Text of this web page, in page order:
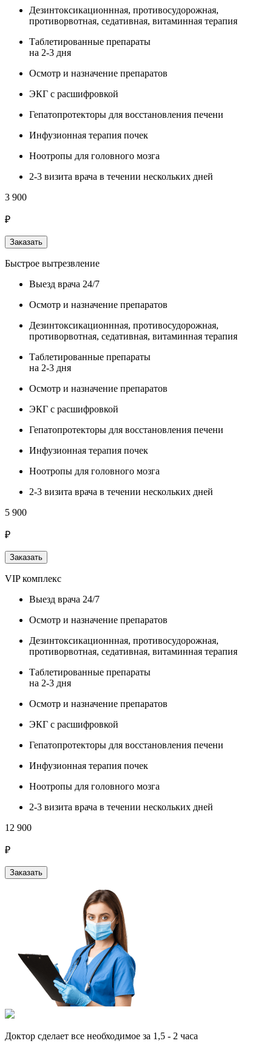
Дезинтоксикационнная, противосудорожная,
противорвотная, седативная, витаминная терапия
Таблетированные препараты
на 2-3 дня
Осмотр и назначение препаратов
ЭКГ с расшифровкой
Гепатопротекторы для восстановления печени
Инфузионная терапия почек
Ноотропы для головного мозга
2-3 визита врача в течении нескольких дней
3 900
₽
Заказать
Быстрое вытрезвление
Выезд врача 24/7
Осмотр и назначение препаратов
Дезинтоксикационнная, противосудорожная,
противорвотная, седативная, витаминная терапия
Таблетированные препараты
на 2-3 дня
Осмотр и назначение препаратов
ЭКГ с расшифровкой
Гепатопротекторы для восстановления печени
Инфузионная терапия почек
Ноотропы для головного мозга
2-3 визита врача в течении нескольких дней
5 900
₽
Заказать
VIP комплекс
Выезд врача 24/7
Осмотр и назначение препаратов
Дезинтоксикационнная, противосудорожная,
противорвотная, седативная, витаминная терапия
Таблетированные препараты
на 2-3 дня
Осмотр и назначение препаратов
ЭКГ с расшифровкой
Гепатопротекторы для восстановления печени
Инфузионная терапия почек
Ноотропы для головного мозга
2-3 визита врача в течении нескольких дней
12 900
₽
Заказать
Доктор сделает все необходимое за 1,5 - 2 часа